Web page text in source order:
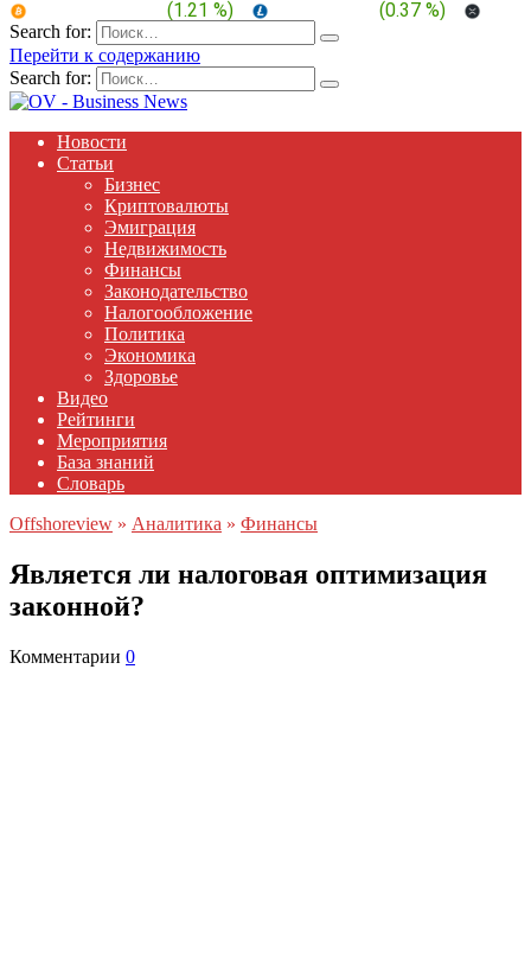
(1.21 %) (0.37 %)
Search for:
Перейти к содержанию
Search for:
Новости
Статьи
Бизнес
Криптовалюты
Эмиграция
Недвижимость
Финансы
Законодательство
Налогообложение
Политика
Экономика
Здоровье
Видео
Рейтинги
Мероприятия
База знаний
Словарь
Offshoreview » Аналитика » Финансы
Является ли налоговая оптимизация
законной?
Комментарии 0